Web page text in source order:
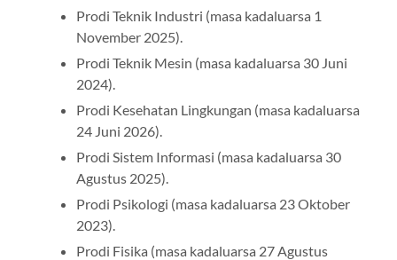
Prodi Teknik Industri (masa kadaluarsa 1
November 2025).
Prodi Teknik Mesin (masa kadaluarsa 30 Juni
2024).
Prodi Kesehatan Lingkungan (masa kadaluarsa
24 Juni 2026).
Prodi Sistem Informasi (masa kadaluarsa 30
Agustus 2025).
Prodi Psikologi (masa kadaluarsa 23 Oktober
2023).
Prodi Fisika (masa kadaluarsa 27 Agustus